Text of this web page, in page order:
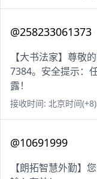
@258233061373
【大书法家】尊敬
7384。安全提示：
露！
接收时间: 北京时间
@10691999
【朗拓智慧外勤】